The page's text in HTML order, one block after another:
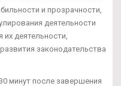
и прозрачности,
деятельности
деятельности,
законодательства
минут после завершения